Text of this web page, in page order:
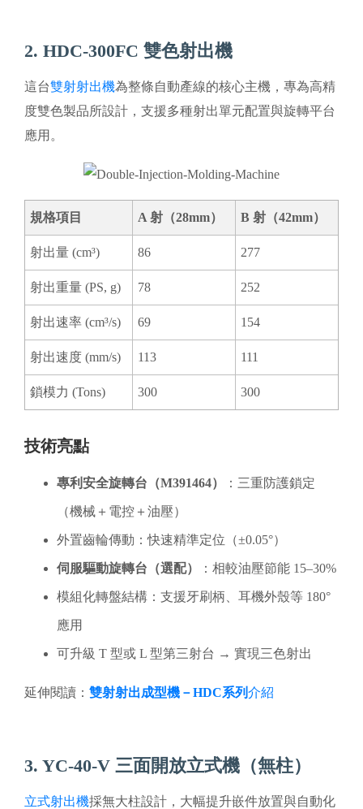
2. HDC-300FC 雙色射出機
這台雙射射出機為整條自動產線的核心主機，專為高精
度雙色製品所設計，支援多種射出單元配置與旋轉平台
應用。
規格項目 A 射（28mm） B 射（42mm）
射出量 (cm³) 86 277
射出重量 (PS, g) 78 252
射出速率 (cm³/s) 69 154
射出速度 (mm/s) 113 111
鎖模力 (Tons) 300 300
技術亮點
專利安全旋轉台（M391464） ：三重防護鎖定
（機械＋電控＋油壓）
外置齒輪傳動：快速精準定位（±0.05°）
伺服驅動旋轉台（選配） ：相較油壓節能 15–30%
模組化轉盤結構：支援牙刷柄、耳機外殼等 180°
應用
可升級 T 型或 L 型第三射台 → 實現三色射出
延伸閱讀： 雙射射出成型機－HDC系列介紹
3. YC-40-V 三面開放立式機（無柱）
立式射出機採無大柱設計，大幅提升嵌件放置與自動化